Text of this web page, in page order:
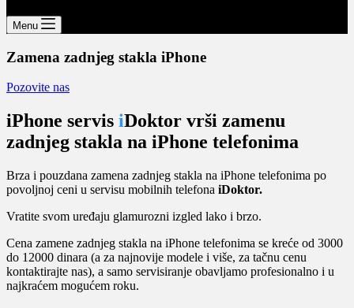
Menu
Zamena zadnjeg stakla iPhone
Pozovite nas
iPhone servis iDoktor vrši zamenu
zadnjeg stakla na iPhone telefonima
Brza i pouzdana zamena zadnjeg stakla na iPhone telefonima po
povoljnoj ceni u servisu mobilnih telefona iDoktor.
Vratite svom uređaju glamurozni izgled lako i brzo.
Cena zamene zadnjeg stakla na iPhone telefonima se kreće od 3000
do 12000 dinara (a za najnovije modele i više, za tačnu cenu
kontaktirajte nas), a samo servisiranje obavljamo profesionalno i u
najkraćem mogućem roku.